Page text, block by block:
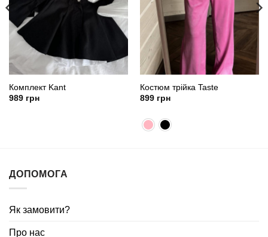
Комплект Kant
989грн
Костюм трійка Taste
899грн
ДОПОМОГА
Як замовити?
Про нас